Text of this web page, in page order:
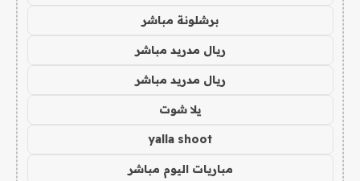
برشلونة مباشر
ريال مدريد مباشر
ريال مدريد مباشر
يلا شوت
yalla shoot
مباريات اليوم مباشر